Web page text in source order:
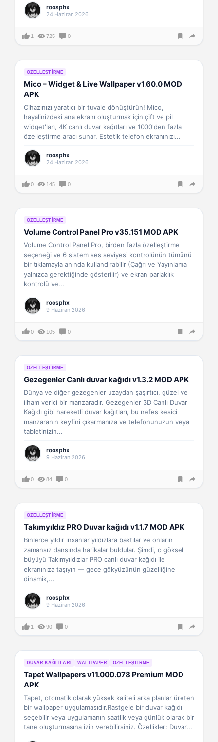
roosphx
24 Haziran 2026
1 725 0
ÖZELLEŞTIRME
Mico – Widget & Live Wallpaper v1.60.0 MOD
APK
Cihazınızı yaratıcı bir tuvale dönüştürün! Mico,
hayalinizdeki ana ekranı oluşturmak için çift ve pil
widget'ları, 4K canlı duvar kağıtları ve ‌1000'den fazla
özelleştirme aracı‌ sunar. Estetik telefon ekranınızı...
roosphx
24 Haziran 2026
0 145 0
ÖZELLEŞTIRME
Volume Control Panel Pro v35.151 MOD APK
Volume Control Panel Pro, birden fazla özelleştirme
seçeneği ve 6 sistem ses seviyesi kontrolünün tümünü
bir tıklamayla anında kullandırabilir (Çağrı ve Yayınlama
yalnızca gerektiğinde gösterilir) ve ekran parlaklık
kontrolü ve...
roosphx
9 Haziran 2026
0 105 0
ÖZELLEŞTIRME
Gezegenler Canlı duvar kağıdı v1.3.2 MOD APK
Dünya ve diğer gezegenler uzaydan şaşırtıcı, güzel ve
ilham verici bir manzaradır. Gezegenler 3D Canlı Duvar
Kağıdı gibi hareketli duvar kağıtları, bu nefes kesici
manzaranın keyfini çıkarmanıza ve telefonunuzun veya
tabletinizin...
roosphx
9 Haziran 2026
0 84 0
ÖZELLEŞTIRME
Takımyıldız PRO Duvar kağıdı v1.1.7 MOD APK
Binlerce yıldır insanlar yıldızlara baktılar ve onların
zamansız dansında harikalar buldular. Şimdi, o göksel
büyüyü Takımyıldızlar PRO canlı duvar kağıdı ile
ekranınıza taşıyın — gece gökyüzünün güzelliğine
dinamik,...
roosphx
9 Haziran 2026
1 90 0
DUVAR KAĞITLARI WALLPAPER ÖZELLEŞTIRME
Tapet Wallpapers v11.000.078 Premium MOD
APK
Tapet, otomatik olarak yüksek kaliteli arka planlar üreten
bir wallpaper uygulamasıdır.Rastgele bir duvar kağıdı
seçebilir veya uygulamanın saatlik veya günlük olarak bir
tane oluşturmasına izin verebilirsiniz. Özellikler: Duvar...